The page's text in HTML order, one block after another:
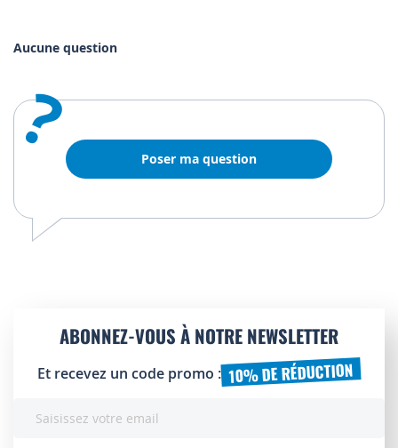
Aucune question
? Poser ma question
ABONNEZ-VOUS À NOTRE NEWSLETTER
Et recevez un code promo : 10% DE RÉDUCTION